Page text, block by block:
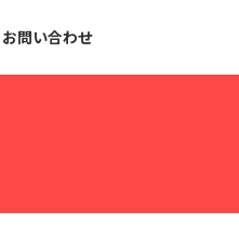
お問い合わせ